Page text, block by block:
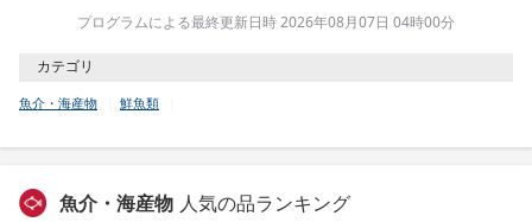
プログラムによる最終更新日時 2026年08月07日 04時00分
カテゴリ
魚介・海産物 鮮魚類
魚介・海産物 人気の品ランキング